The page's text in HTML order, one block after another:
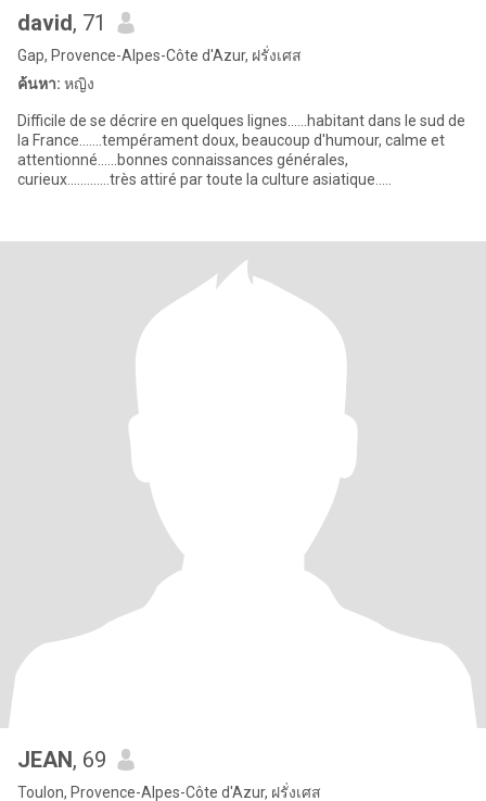
david, 71
Gap, Provence-Alpes-Côte d'Azur, ฝรั่งเศส
ค้นหา: หญิง
Difficile de se décrire en quelques lignes......habitant dans le sud de
la France.......tempérament doux, beaucoup d'humour, calme et
attentionné......bonnes connaissances générales,
curieux.............très attiré par toute la culture asiatique.....
JEAN, 69
Toulon, Provence-Alpes-Côte d'Azur, ฝรั่งเศส